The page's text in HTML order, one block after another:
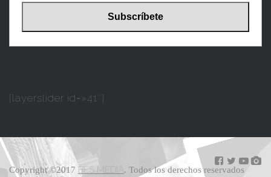
[layerslider id=»41″]
Copyright ©2017 BES MEDIA. Todos los derechos reservados